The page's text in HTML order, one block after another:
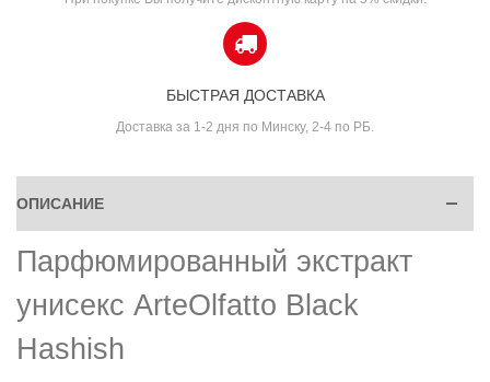
БЫСТРАЯ ДОСТАВКА
Доставка за 1-2 дня по Минску, 2-4 по РБ.
ОПИСАНИЕ
Парфюмированный экстракт
унисекс ArteOlfatto Black
Hashish